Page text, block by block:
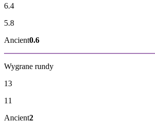
6.4
5.8
Ancient0.6
Wygrane rundy
13
11
Ancient2